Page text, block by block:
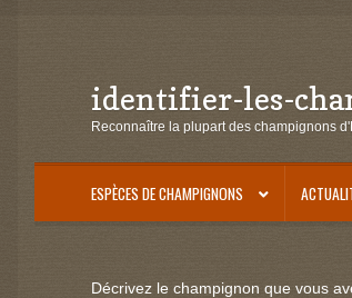
Aller
à
navigation
Aller
au
identifier-les-
Reconnaître la plupart des champignons
ESPÈCES DE CHAMPIGNONS
Décrivez le champignon que vous